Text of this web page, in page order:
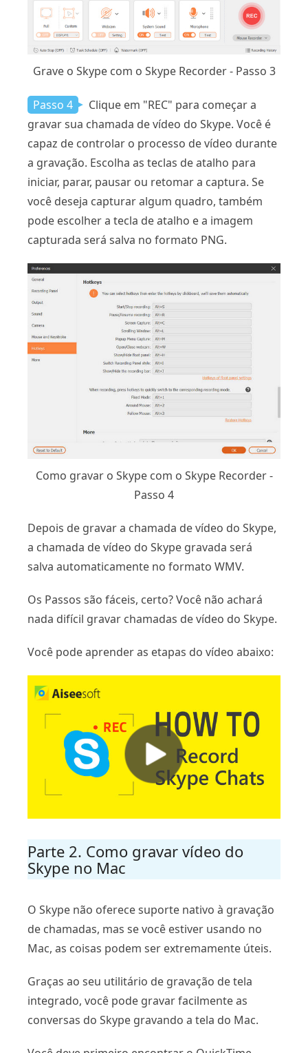
Grave o Skype com o Skype Recorder - Passo 3
Passo 4
Clique em "REC" para começar a
gravar sua chamada de vídeo do Skype. Você é
capaz de controlar o processo de vídeo durante
a gravação. Escolha as teclas de atalho para
iniciar, parar, pausar ou retomar a captura. Se
você deseja capturar algum quadro, também
pode escolher a tecla de atalho e a imagem
capturada será salva no formato PNG.
Como gravar o Skype com o Skype Recorder -
Passo 4
Depois de gravar a chamada de vídeo do Skype,
a chamada de vídeo do Skype gravada será
salva automaticamente no formato WMV.
Os Passos são fáceis, certo? Você não achará
nada difícil gravar chamadas de vídeo do Skype.
Você pode aprender as etapas do vídeo abaixo:
Parte 2. Como gravar vídeo do
Skype no Mac
O Skype não oferece suporte nativo à gravação
de chamadas, mas se você estiver usando no
Mac, as coisas podem ser extremamente úteis.
Graças ao seu utilitário de gravação de tela
integrado, você pode gravar facilmente as
conversas do Skype gravando a tela do Mac.